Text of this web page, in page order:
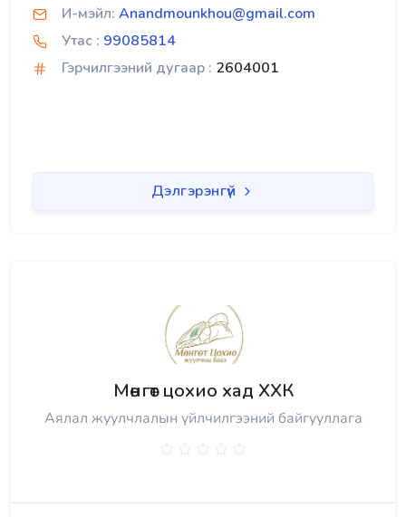
И-мэйл: Anandmounkhou@gmail.com
Утас : 99085814
Гэрчилгээний дугаар : 2604001
Дэлгэрэнгүй
Мөнгөт цохио хад ХХК
Аялал жуулчлалын үйлчилгээний байгууллага